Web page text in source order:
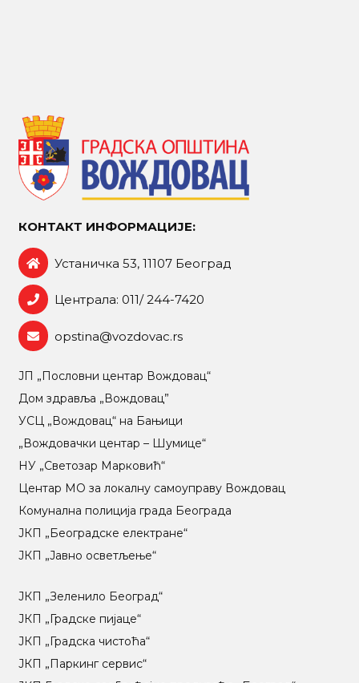
КОНТАКТ ИНФОРМАЦИЈЕ:
Устаничка 53, 11107 Београд
Централа: 011/ 244-7420
opstina@vozdovac.rs
ЈП „Пословни центар Вождовац“
Дом здравља „Вождовац”
УСЦ „Вождовац“ на Бањици
„Вождовачки центар – Шумице“
НУ „Светозар Марковић“
Центар МO за локалну самоуправу Вождовац
Комунална полиција града Београда
ЈКП „Београдске електране“
ЈКП „Јавно осветљење“
ЈКП „Зеленило Београд“
ЈКП „Градске пијаце“
ЈКП „Градска чистоћа“
ЈКП „Паркинг сервис“